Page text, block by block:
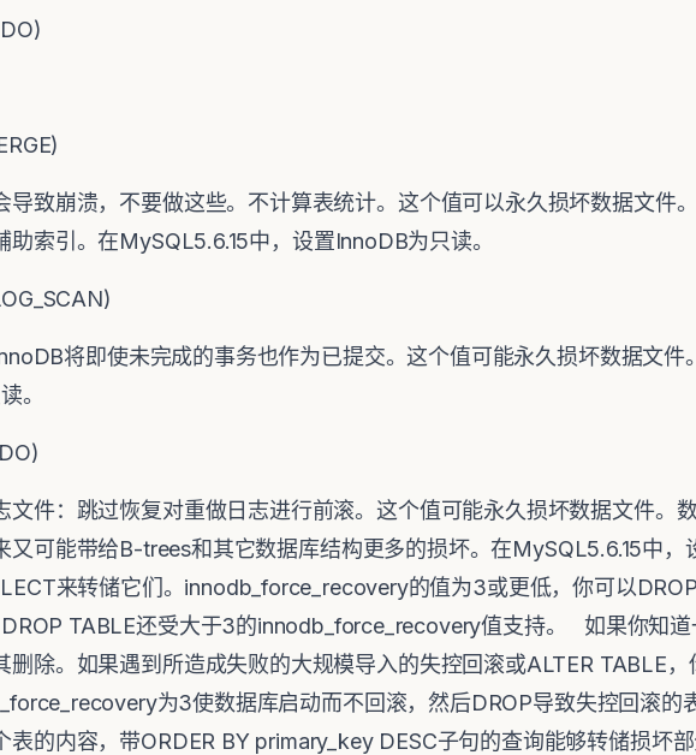
导致崩溃，不要做这些。不计算表统计。这个值可以永久损坏数据文件
索引。在MySQL5.6.15中，设置InnoDB为只读。
将即使未完成的事务也作为已提交。这个值可能永久损坏数据文件
。
件：跳过恢复对重做日志进行前滚。这个值可能永久损坏数据文件。
又可能带给B-trees和其它数据库结构更多的损坏。在MySQL5.6.15中，
来转储它们。innodb_force_recovery的值为3或更低，你可以
TABLE还受大于3的innodb_force_recovery值支持。 如果你知道
除。如果遇到所造成失败的大规模导入的失控回滚或ALTER TABLE，
为3使数据库启动而不回滚，然后DROP导致失控回滚的
的内容，带ORDER BY primary_key DESC子句的查询能够转储损坏